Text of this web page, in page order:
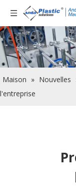
Maison » Nouvelles
l'entreprise